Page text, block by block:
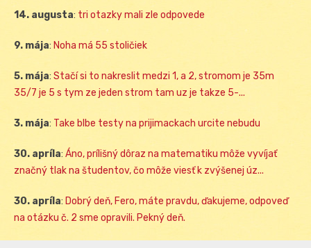
14. augusta: tri otazky mali zle odpovede
9. mája: Noha má 55 stoličiek
5. mája: Stačí si to nakreslit medzi 1, a 2, stromom je 35m
35/7 je 5 s tym ze jeden strom tam uz je takze 5-...
3. mája: Take blbe testy na prijimackach urcite nebudu
30. apríla: Áno, prílišný dôraz na matematiku môže vyvíjať
značný tlak na študentov, čo môže viesť k zvýšenej úz...
30. apríla: Dobrý deň, Fero, máte pravdu, ďakujeme, odpoveď
na otázku č. 2 sme opravili. Pekný deň.